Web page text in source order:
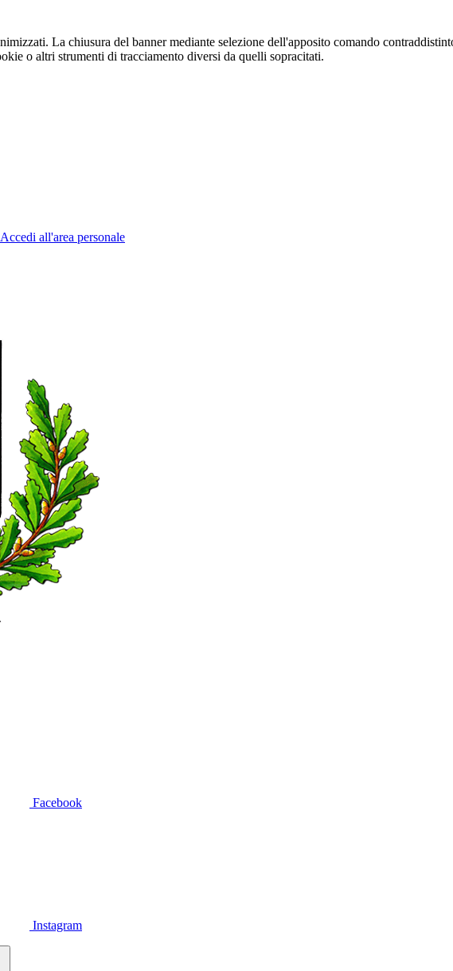
La chiusura del banner mediante selezione dell'apposito comando
o altri strumenti di tracciamento diversi da quelli sopracitati.
Accedi all'area personale
Facebook
Instagram